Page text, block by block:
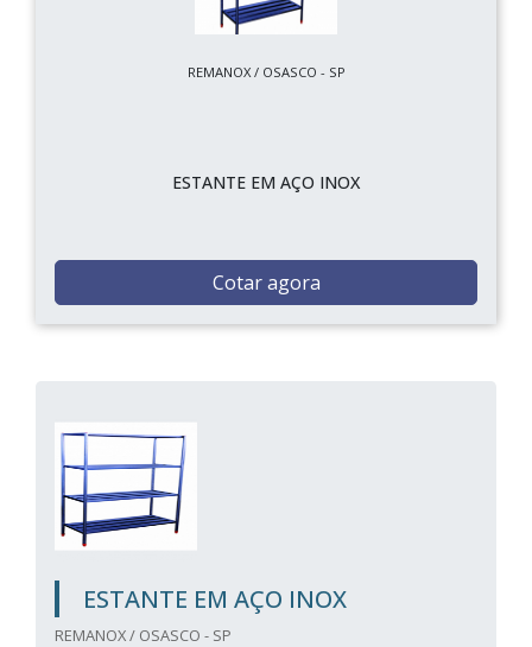
REMANOX / OSASCO - SP
ESTANTE EM AÇO INOX
Cotar agora
ESTANTE EM AÇO INOX
REMANOX / OSASCO - SP